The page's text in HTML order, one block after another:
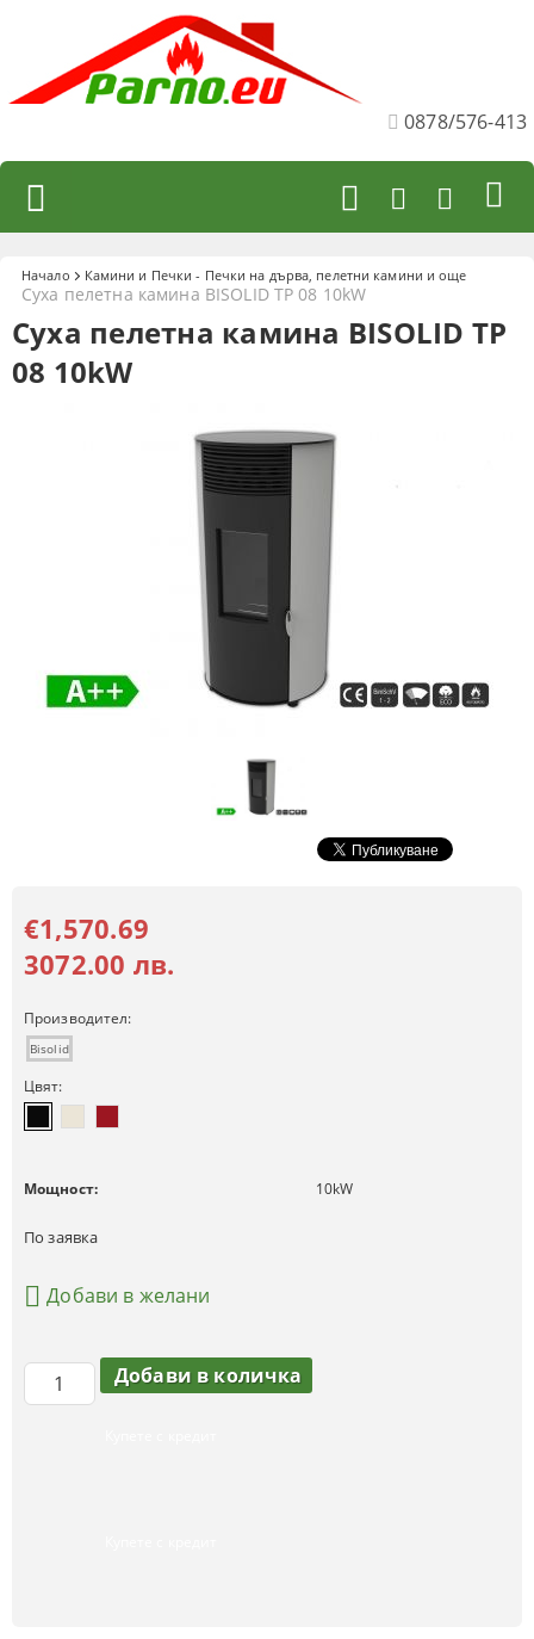
0878/576-413
Начало Камини и Печки - Печки на дърва, пелетни камини и още
Суха пелетна камина BISOLID TP 08 10kW
Суха пелетна камина BISOLID TP
08 10kW
€1,570.69
3072.00 лв.
Производител:
Bisolid
Цвят:
Мощност: 10kW
По заявка
Добави в желани